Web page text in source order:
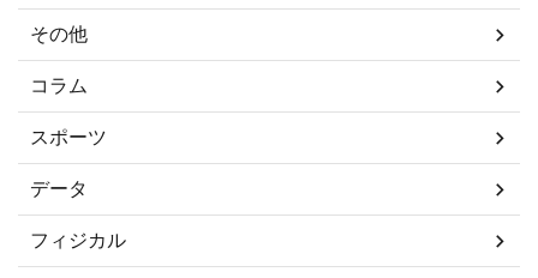
その他
コラム
スポーツ
データ
フィジカル